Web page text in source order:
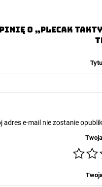
o „Plecak
adres e-mail nie zostanie